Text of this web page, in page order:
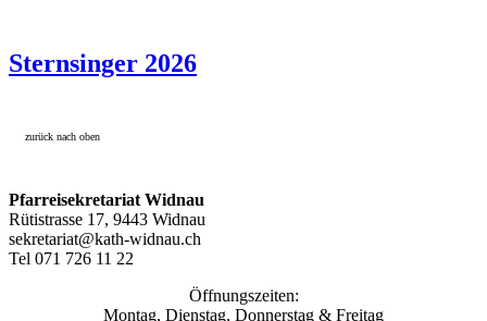
Sternsinger 2026
zurück nach oben
Pfarreisekretariat Widnau
Rütistrasse 17, 9443 Widnau
sekretariat@kath-widnau.ch
Tel 071 726 11 22
Öffnungszeiten:
Montag, Dienstag, Donnerstag & Freitag